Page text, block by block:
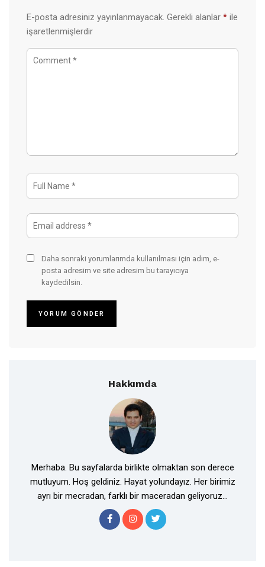
E-posta adresiniz yayınlanmayacak. Gerekli alanlar * ile
işaretlenmişlerdir
Daha sonraki yorumlarımda kullanılması için adım, e-
posta adresim ve site adresim bu tarayıcıya
kaydedilsin.
Hakkımda
Merhaba. Bu sayfalarda birlikte olmaktan son derece
mutluyum. Hoş geldiniz. Hayat yolundayız. Her birimiz
ayrı bir mecradan, farklı bir maceradan geliyoruz...